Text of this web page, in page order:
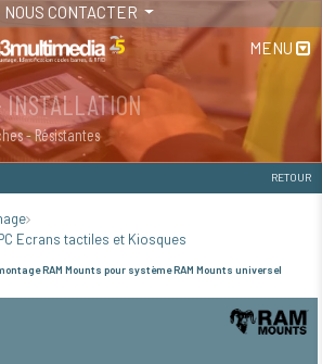
NOUS CONTACTER
MENU
- Résistantes
RETOUR
Ecrans tactiles et Kiosques
RAM Mounts pour système RAM Mounts universel